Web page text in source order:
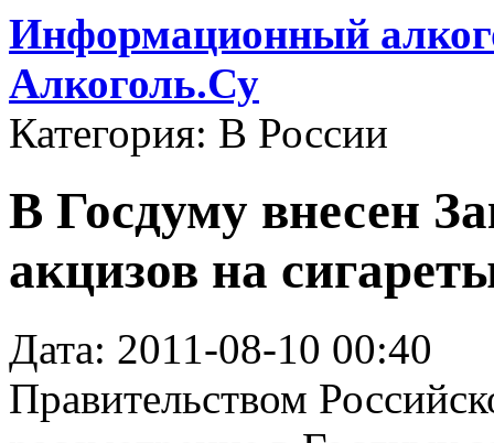
Информационный
Алкоголь.Су
Категория: В России
В Госдуму внесен
акцизов на
Дата: 2011-08-10 00:40
Правительством